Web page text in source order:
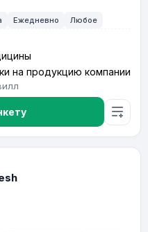
Ежедневно Любое
на продукцию компании